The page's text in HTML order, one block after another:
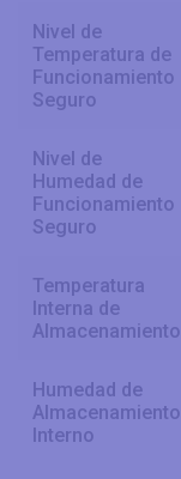
Nivel de
Temperatura de
Funcionamiento
Seguro
Nivel de
Humedad de
Funcionamiento
Seguro
Temperatura
Interna de
Almacenamiento
Humedad de
Almacenamiento
Interno